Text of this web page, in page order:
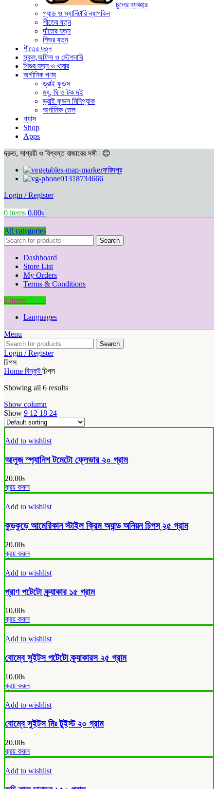
চুলের ব্যবহার
প্যাড ও স্যানিটারি ন্যাপকিন
শীতের যত্ন
দাঁতের যত্ন
শিশুর যত্ন
শীতের যত্ন
স্কুল,অফিস ও স্টেশনারি
শিশুর যত্ন ও খাবার
অর্গানিক পণ্য
ড্রাই ফুডস
মধু, ঘি ও টক দই
ড্রাই ফুডস মিনিপ্যাক
অর্গানিক তেল
গ্যাস
Shop
Apps
দ্রুত, সাশ্রয়ী ও বিশ্বস্ত বাজারের সঙ্গী।😊
ফরিদপুর
01318734666
Login / Register
0 items 0.00৳
All categories
Search
Dashboard
Store List
My Orders
Terms & Conditions
0 items
Languages
Menu
Search
Login / Register
চিপস
Home বিস্কুটচিপস
Showing all 6 results
Show column
Show 9 12 18 24
Add to wishlist
আলুজ স্প্যানিশ টমেটো ফ্লেভার ২০ গ্রাম
20.00৳
ক্রয় করুন
Add to wishlist
কুড়কুড়ে আমেরিকান স্টাইল ক্রিম অ্যান্ড অনিয়ন চিপস্ ২৫ গ্রাম
20.00৳
ক্রয় করুন
Add to wishlist
প্রাণ পটেটো ক্র্যাকার ১৫ গ্রাম
10.00৳
ক্রয় করুন
Add to wishlist
বোম্বে সুইটস পটেটো ক্র্যাকারস ২৫ গ্রাম
10.00৳
ক্রয় করুন
Add to wishlist
বোম্বে সুইটস মিঃ টুইস্ট ২০ গ্রাম
20.00৳
ক্রয় করুন
Add to wishlist